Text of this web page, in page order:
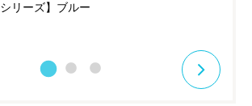
シリーズ】ブルー